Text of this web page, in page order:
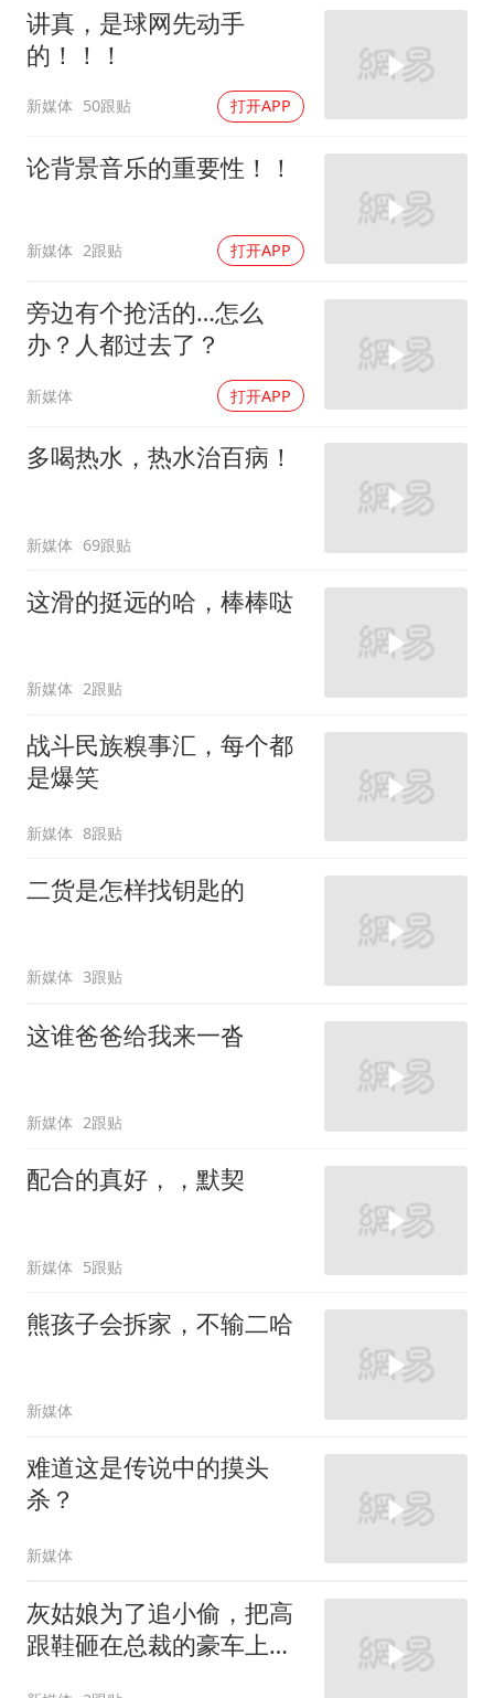
乐享全民健身 共筑健康中国
讲真，是球网先动手
的！！！
新媒体 50跟贴 打开APP
论背景音乐的重要性！！
新媒体 2跟贴 打开APP
旁边有个抢活的…怎么
办？人都过去了？
新媒体 打开APP
多喝热水，热水治百病！
新媒体 69跟贴
这滑的挺远的哈，棒棒哒
新媒体 2跟贴
战斗民族糗事汇，每个都
是爆笑
新媒体 8跟贴
二货是怎样找钥匙的
新媒体 3跟贴
这谁爸爸给我来一沓
新媒体 2跟贴
配合的真好，，默契
新媒体 5跟贴
熊孩子会拆家，不输二哈
新媒体
难道这是传说中的摸头
杀？
新媒体
灰姑娘为了追小偷，把高
跟鞋砸在总裁的豪车上，